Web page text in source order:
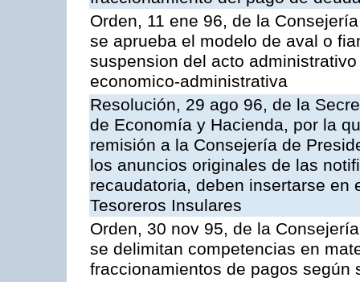
Orden, 11 ene 96, de la
se aprueba el modelo de aval o
suspension del acto
economico-administrativa
Resolución, 29 ago 96, de la
de Economía y Hacienda, por la
remisión a la Consejería de
los anuncios originales de las
recaudatoria, deben insertarse en
Tesoreros Insulares
Orden, 30 nov 95, de la
se delimitan competencias en
fraccionamientos de pagos según